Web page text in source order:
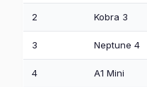
2 Kobra 3
3 Neptune 4
4 A1 Mini